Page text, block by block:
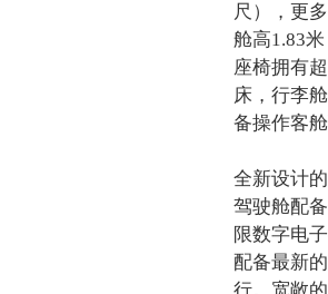
尺），更
舱高1.83
座椅拥有
床，行李
备操作客
全新设计
驾驶舱配
限数字电
配备最新